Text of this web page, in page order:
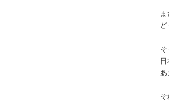
そ
あ
そ